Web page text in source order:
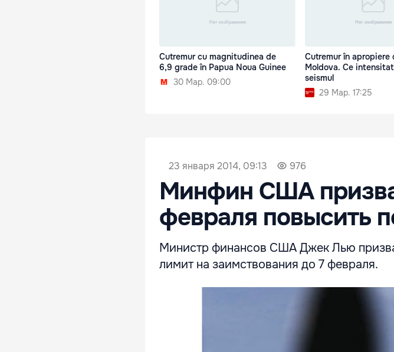
Cutremur cu magnitudinea de
6,9 grade în Papua Noua Guinee
30 Мар. 09:00
Cutremur în apropiere
Moldova. Ce
seismul
29 Мар. 17:25
23 января 2014, 09:13 976
Минфин США
февраля повысить
Министр финансов США Джек Лью
лимит на заимствования до 7 февраля.